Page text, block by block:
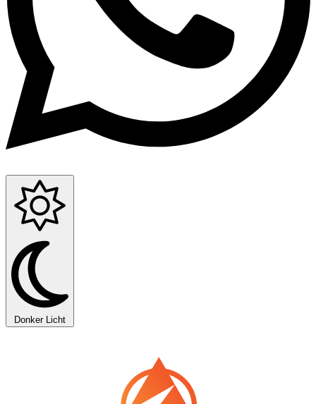
Donker Licht